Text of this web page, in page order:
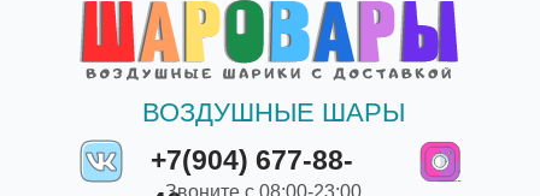
+7(904) 677-88-
ВОЗДУШНЫЕ ШАРЫ
Звоните с 08:00-23:00